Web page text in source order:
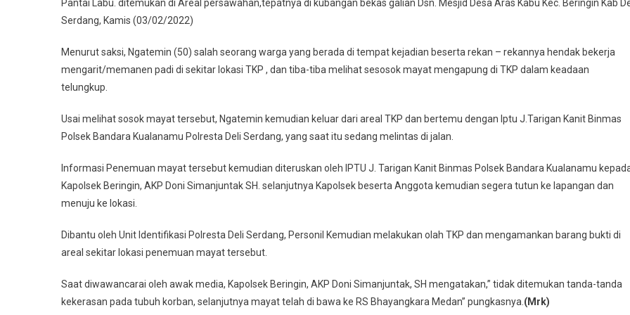
Pantai Labu. ditemukan di Areal persawahan,tepatnya di kubangan bekas galian Dsn. Mesjid Desa Aras Kabu Kec. Beringin Kab
Serdang, Kamis (03/02/2022)
Menurut saksi, Ngatemin (50) salah seorang warga yang berada di tempat kejadian beserta rekan – rekannya hendak bekerja
mengarit/memanen padi di sekitar lokasi TKP , dan tiba-tiba melihat sesosok mayat mengapung di TKP dalam keadaan
telungkup.
Usai melihat sosok mayat tersebut, Ngatemin kemudian keluar dari areal TKP dan bertemu dengan Iptu J.Tarigan Kanit Binmas
Polsek Bandara Kualanamu Polresta Deli Serdang, yang saat itu sedang melintas di jalan.
Informasi Penemuan mayat tersebut kemudian diteruskan oleh IPTU J. Tarigan Kanit Binmas Polsek Bandara Kualanamu
Kapolsek Beringin, AKP Doni Simanjuntak SH. selanjutnya Kapolsek beserta Anggota kemudian segera tutun ke lapangan dan
menuju ke lokasi.
Dibantu oleh Unit Identifikasi Polresta Deli Serdang, Personil Kemudian melakukan olah TKP dan mengamankan barang bukti di
areal sekitar lokasi penemuan mayat tersebut.
Saat diwawancarai oleh awak media, Kapolsek Beringin, AKP Doni Simanjuntak, SH mengatakan,” tidak ditemukan tanda-tanda
kekerasan pada tubuh korban, selanjutnya mayat telah di bawa ke RS Bhayangkara Medan” pungkasnya.(Mrk)